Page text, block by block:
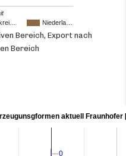
Niederla…
Bereich, Export nach
Bereich
aktuell Fraunhofer
0
0